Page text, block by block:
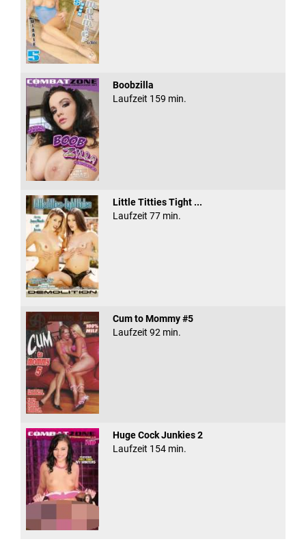
Boobzilla
Laufzeit 159 min.
Little Titties Tight ...
Laufzeit 77 min.
Cum to Mommy #5
Laufzeit 92 min.
Huge Cock Junkies 2
Laufzeit 154 min.